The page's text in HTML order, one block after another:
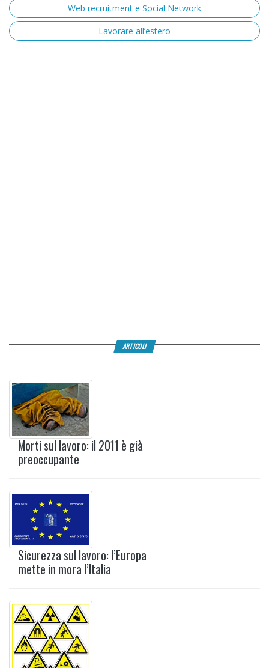
Web recruitment e Social Network
Lavorare all’estero
ARTICOLI
Morti sul lavoro: il 2011 è già
preoccupante
Sicurezza sul lavoro: l’Europa
mette in mora l’Italia